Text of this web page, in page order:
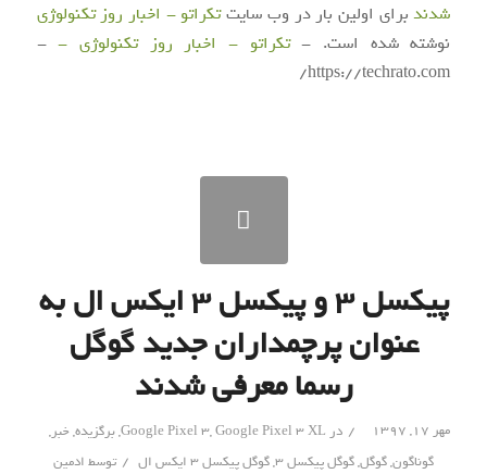
شدندبرای اولین بار در وب سایتتکراتو - اخبار روز تکنولوژی
نوشته شده است. -تکراتو - اخبار روز تکنولوژی --
https://techrato.com/
پیکسل ۳ و پیکسل ۳ ایکس ال به
عنوان پرچمداران جدید گوگل
رسما معرفی شدند
مهر ۱۷, ۱۳۹۷ / در Google Pixel 3,Google Pixel 3 XL
,برگزیده,خبر,
گوناگون,گوگل,گوگل پیکسل 3 ,گوگل پیکسل ۳ ایکس ال / توسط ادمین